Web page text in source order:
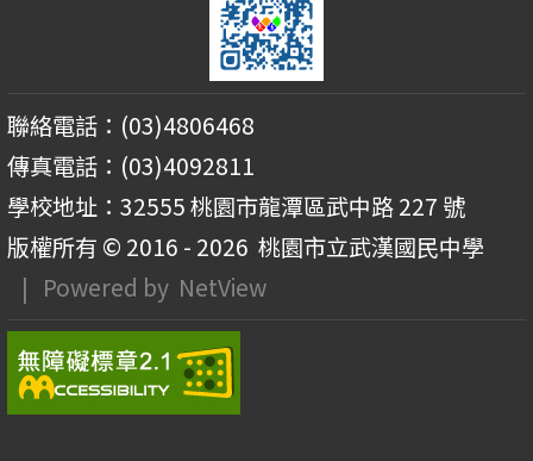
聯絡電話：(03)4806468
傳真電話：(03)4092811
學校地址：32555 桃園市龍潭區武中路 227 號
版權所有 © 2016 - 2026 桃園市立武漢國民中學
| Powered by NetView